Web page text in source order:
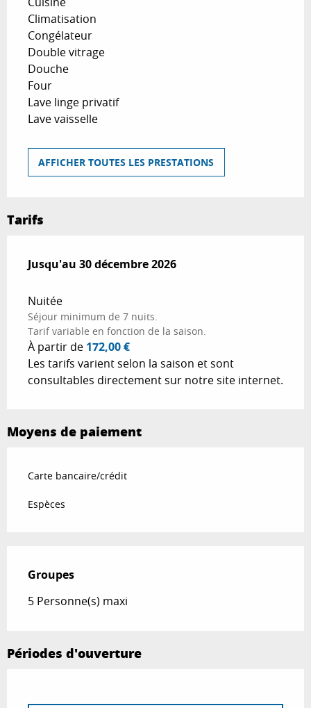
Climatisation
Congélateur
Double vitrage
Douche
Four
Lave linge privatif
Lave vaisselle
AFFICHER TOUTES LES PRESTATIONS
Tarifs
Du31 décembre 2025au30 décembre 2026
Jusqu'au 30 décembre 2026
Nuitée
Séjour minimum de 7 nuits.
Tarif variable en fonction de la saison.
À partir de 172,00 €
Les tarifs varient selon la saison et sont
consultables directement sur notre site internet.
Moyens de paiement
Carte bancaire/crédit
Espèces
Groupes
Groupes
5 Personne(s) maxi
Périodes d'ouverture